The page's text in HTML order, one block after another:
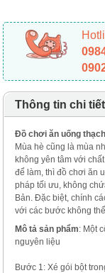
Thông tin chi tiết
Đồ chơi ăn uống
Mùa hè cũng là mùa
không yên tâm với
để làm, thì đồ chơi ăn
pháp tối ưu, không
Bản. Đặc biệt, chính
với các bước không
Mô tả sản phẩm: Một
nguyên liệu
Bước 1: Xé gói bột